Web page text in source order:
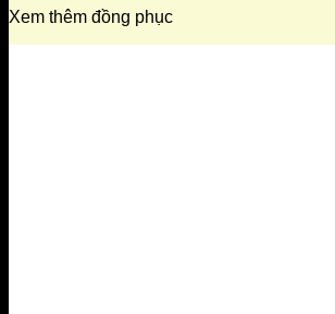
Xem thêm đồng phục